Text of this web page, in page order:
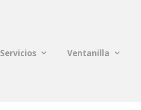
Servicios Ventanilla